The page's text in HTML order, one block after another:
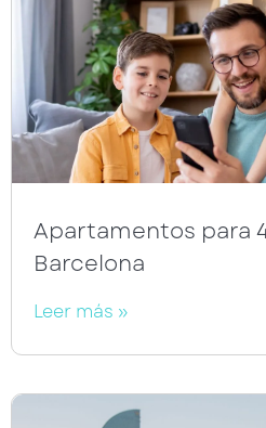
Apartamentos para
Barcelona
Leer más »